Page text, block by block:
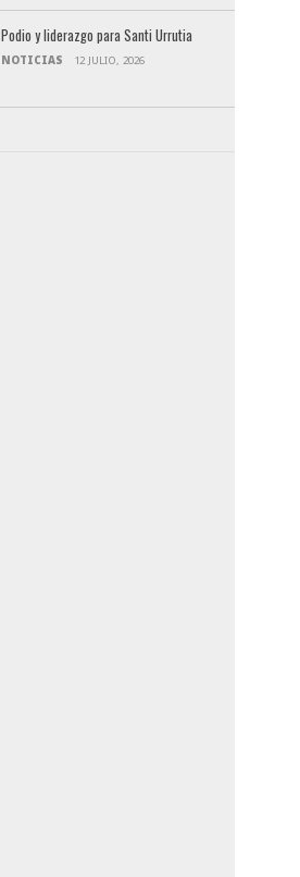
Podio y liderazgo para Santi Urrutia
NOTICIAS 12 JULIO, 2026